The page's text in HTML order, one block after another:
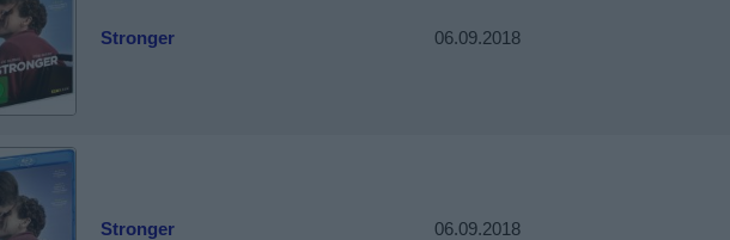
Stronger 06.09.2018
Stronger 06.09.2018